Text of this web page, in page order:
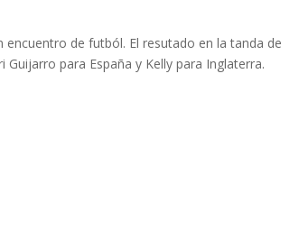
de futból. El resutado en la tanda de
para España y Kelly para Inglaterra.